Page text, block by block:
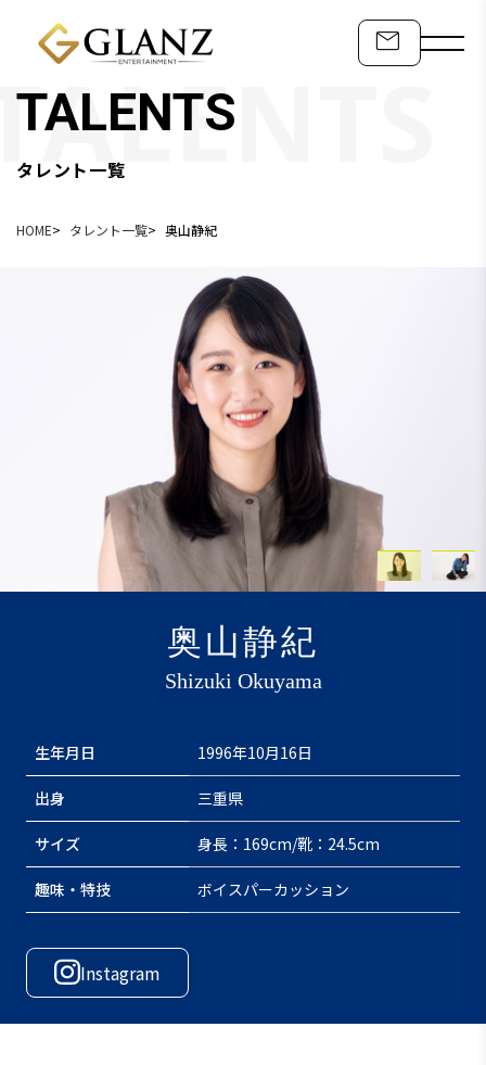
TALENTS
タレント一覧
HOME タレント一覧 奥山静紀
奥山静紀
Shizuki Okuyama
生年月日 1996年10月16日
出身 三重県
サイズ 身長：169cm/靴：24.5cm
趣味・特技 ボイスパーカッション
Instagram